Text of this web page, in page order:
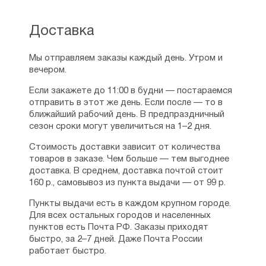
«Русская народная линия» и других. У него
на темы: православие и другие религии,
новомученики, диалог с атеистом, борьба
книг, среди которых: Катехизис для детей,
«Святоотеческое понимание миссии»,
«Кончатся ли адские муки».
Сайт священника Георгия Максимова
—http://yurijmaximov.wixsite.com/pravoslavie
—http://www.pravoslavie.ru/authors/654.htm
Правмир
—http://www.pravmir.ru/author/user_1278884920/
ВКонтакте —
Доставка
Мы отправляем заказы каждый день. Утром и
вечером.
Если закажете до 11:00 в будни — постараемся
отправить в этот же день. Если после — то в
ближайший рабочий день. В предпраздничный
сезон сроки могут увеличиться на 1–2 дня.
Стоимость доставки зависит от количества
товаров в заказе. Чем больше — тем выгоднее
доставка. В среднем, доставка почтой стоит
160 р., самовывоз из пункта выдачи — от 99 р.
Пункты выдачи есть в каждом крупном городе.
Для всех остальных городов и населенных
пунктов есть Почта РФ. Заказы приходят
быстро, за 2–7 дней. Даже Почта России
работает быстро.